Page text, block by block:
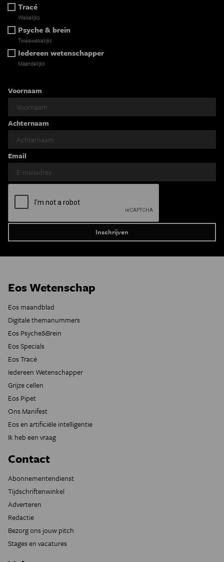
Tracé
Wekelijks
Psyche & brein
Tweewekelijks
Iedereen wetenschapper
Maandelijks
Voornaam
Achternaam
Email
Eos Wetenschap
Eos maandblad
Digitale themanummers
Eos Psyche&Brein
Eos Specials
Eos Tracé
Iedereen Wetenschapper
Grijze cellen
Eos Pipet
Ons Manifest
Eos en artificiële intelligentie
Ik heb een vraag
Contact
Abonnementendienst
Tijdschriftenwinkel
Adverteren
Redactie
Bezorg ons jouw pitch
Stages en vacatures